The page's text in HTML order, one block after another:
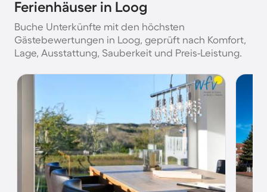
Ferienhäuser in Loog
Buche Unterkünfte mit den höchsten
Gästebewertungen in Loog, geprüft nach Komfort,
Lage, Ausstattung, Sauberkeit und Preis-Leistung.